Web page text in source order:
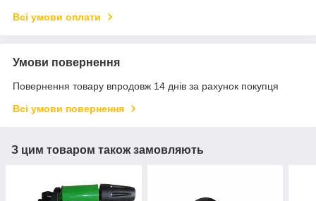
Всі умови оплати
Умови повернення
Повернення товару впродовж 14 днів за рахунок покупця
Всі умови повернення
З цим товаром також замовляють